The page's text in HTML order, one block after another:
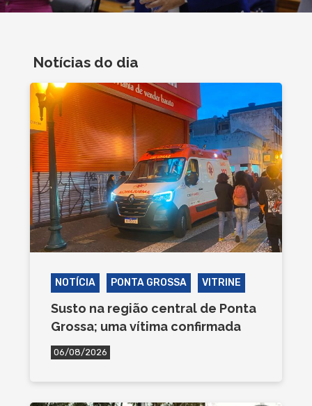
Notícias do dia
NOTÍCIA PONTA GROSSA VITRINE
Susto na região central de Ponta
Grossa; uma vítima confirmada
06/08/2026